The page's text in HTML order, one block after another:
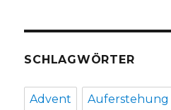
SCHLAGWÖRTER
Advent Auferstehung